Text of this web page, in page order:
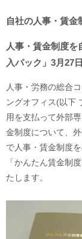
自社の人事・賃金
人事・賃金制度を
入パック」3月27
人事・労務の総合
ングオフィス(以下
用を支払って外部
金制度について、
で人事・賃金制度
「かんたん賃金制
たします。